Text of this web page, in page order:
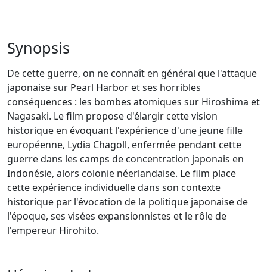
Synopsis
De cette guerre, on ne connaît en général que l'attaque
japonaise sur Pearl Harbor et ses horribles
conséquences : les bombes atomiques sur Hiroshima et
Nagasaki. Le film propose d'élargir cette vision
historique en évoquant l'expérience d'une jeune fille
européenne, Lydia Chagoll, enfermée pendant cette
guerre dans les camps de concentration japonais en
Indonésie, alors colonie néerlandaise. Le film place
cette expérience individuelle dans son contexte
historique par l'évocation de la politique japonaise de
l'époque, ses visées expansionnistes et le rôle de
l'empereur Hirohito.